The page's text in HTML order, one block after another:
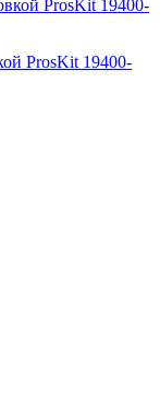
ProsKit 19400-